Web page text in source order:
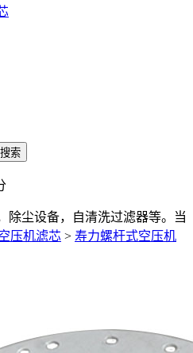
尘设备，自清洗过滤器等。
当
压机滤芯 > 寿力螺杆式空压机